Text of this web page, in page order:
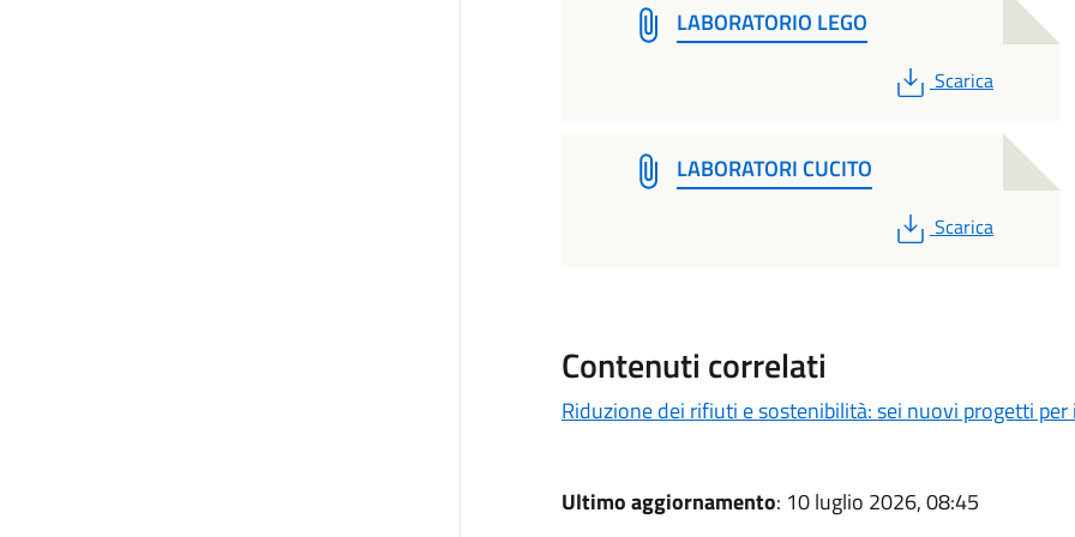
LABORATORIO LEGO
PDF
Scarica
LABORATORI CUCITO
PDF
Scarica
Contenuti correlati
Riduzione dei rifiuti e sostenibilità: sei nuovi progetti
Ultimo aggiornamento: 10 luglio 2026, 08:45